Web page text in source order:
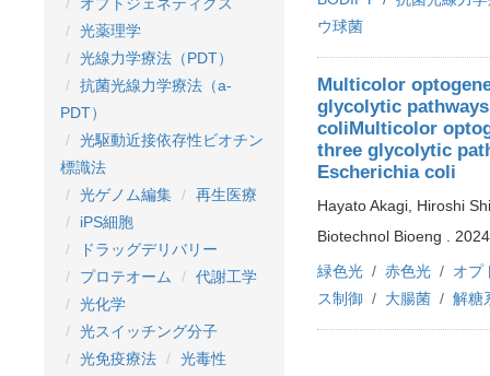
オプトジェネティクス
光薬理学
光線力学療法（PDT）
抗菌光線力学療法（a-
PDT）
光駆動近接依存性ビオチン
標識法
光ゲノム編集
再生医療
iPS細胞
ドラッグデリバリー
プロテオーム
代謝工学
光化学
光スイッチング分子
光免疫療法
光毒性
ウ球菌
Multicolor
glycolytic
coliMulticolor
three glycolytic
Escherichia coli
Hayato Akagi, Hiroshi
Biotechnol Bioeng .
緑色光
赤色光
オプ
ス制御
大腸菌 解糖